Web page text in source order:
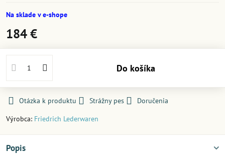
Na sklade v e-shope
184 €
Do košíka
Otázka k produktu Strážny pes
Doručenia
Výrobca: Friedrich Lederwaren
Popis